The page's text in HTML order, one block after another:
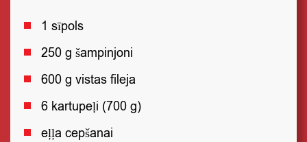
1 sīpols
250 g šampinjoni
600 g vistas fileja
6 kartupeļi (700 g)
eļļa cepšanai